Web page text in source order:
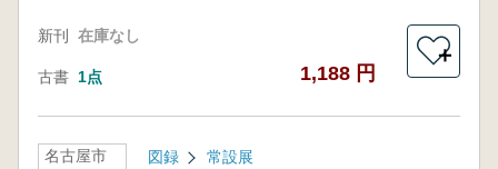
新刊 在庫なし
古書 1点 1,188 円
＋
名古屋市
図録 常設展